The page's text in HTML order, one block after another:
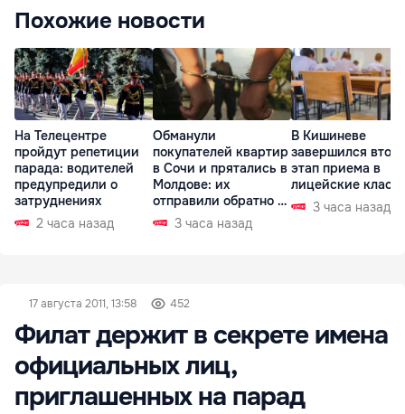
Похожие новости
На Телецентре
пройдут репетиции
парада: водителей
предупредили о
затруднениях
2 часа назад
Обманули
покупателей квартир
в Сочи и прятались в
Молдове: их
отправили обратно в
РФ 3 часа назад
В Кишиневе
завершился
этап приема в
лицейские
3 часа назад
17 августа 2011, 13:58 452
Филат держит в секрете имена
официальных лиц,
приглашенных на парад